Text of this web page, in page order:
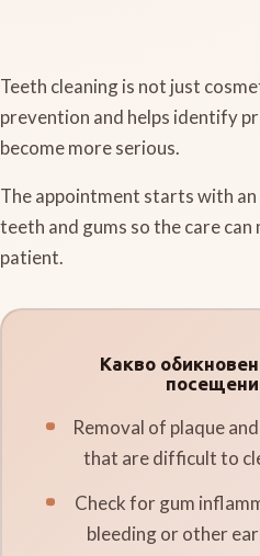
Teeth cleaning is not just
prevention and helps identify
become more serious.
The appointment starts with
teeth and gums so the care
patient.
Какво
Removal of plaque
that are difficult to
Check for gum
bleeding or other